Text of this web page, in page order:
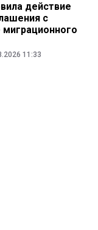
действие
с
11:33